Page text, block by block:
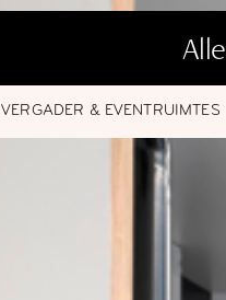
VERGADER & EVENTRUIMTES